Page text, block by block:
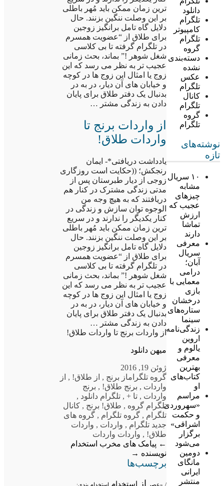
دانلود
تلگرام
کامپیوتر
تلگرام
گروه
دسته‌بندی
نشده
عکس
تلگرام
کانال
تلگرام
گروه
تلگرام
نوشته‌های
تازه
۱۰ سریال
مشابه
چیزهای
عجیب که
ارزش
تماشا
دارند
معرفی
سریال
آبان؛
درامی
معمایی با
بازی
درخشان
ستاره‌های
سینما
زندگی‌نامه
اروین
یالوم و
معرفی
بهترین
کتاب‌های
او
مراسم
«سهروردی
و حکمت
اشراقی»
برگزار
می‌شود
دومین
مانگای
ایرانی
منتشر
ترین زمان ممکن باید مُهر باطلی
بر این وصلت ننگین بزنند. حال
دلایل گاه تامل برانگیز زوجین
برای طلاق از “عضویت همسرم
در تلگرام گرفته تا بی کلاسی
شغل شوهر !” بماند، بحث زمانی
عجیب تر به نظر می رسد که این
زوج یا امثال این زوج ها در کوچه
و خیابان های آن دیار، در به در
بدنبال یک دفتر طلاق برای پایان
دادن به زندگی مشتر …
از واردات برنج تا
واردات طلاق!
یادداشت دریافتی*- ایمان
رنجکش؛ ((حکایت است روزگاری
زوجی از دیار طبرستان پس از
مدتی زندگی مشترک در کنار هم
دریافتند که به هیچ وجه من
الوجوه توان سازش و زندگی در
کنار یکدیگر را ندارند و در سریع
ترین زمان ممکن باید مُهر باطلی
بر این وصلت ننگین بزنند. حال
دلایل گاه تامل برانگیز زوجین
برای طلاق از “عضویت همسرم
در تلگرام گرفته تا بی کلاسی
شغل شوهر !” بماند، بحث زمانی
عجیب تر به نظر می رسد که این
زوج یا امثال این زوج ها در کوچه
و خیابان های آن دیار، در به در
بدنبال یک دفتر طلاق برای پایان
دادن به زندگی مشتر …
از واردات برنج تا واردات طلاق!
میهن دانلود
ژوئن 19, 2016
گروه تلگراماز برنج , از طلاق! , از
واردات , برنج طلاق! , برنج
واردات , تا +, تلگرام دانلود ,
تلگرام گروه , طلاق! برنج , کانال
تلگرام , گروه تلگرام , گروه های
جدید تلگرام , واردات , واردات
طلاق! , واردات واردات
← پیامک های مخرب استخدام
نویسنده →
برچسب‌ها
/ «عصر از استخدام استخدام بندی: